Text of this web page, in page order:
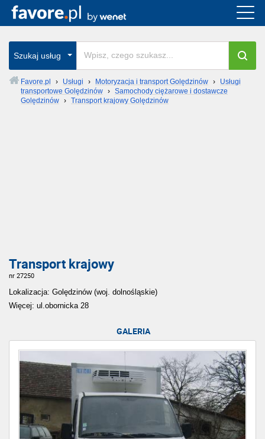
Szukaj usług
Favore.pl › Usługi › Motoryzacja i transport Golędzinów ›
Usługi
transportowe Golędzinów › Samochody ciężarowe i dostawcze
Golędzinów › Transport krajowy Golędzinów
Transport krajowy
nr 27250
Lokalizacja: Golędzinów (woj. dolnośląskie)
Więcej: ul.obornicka 28
GALERIA